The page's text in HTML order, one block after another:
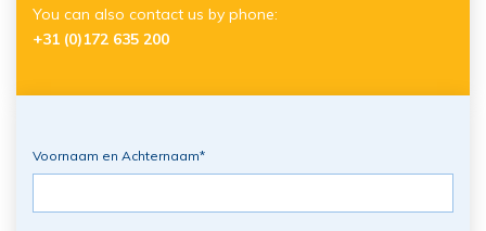
You can also contact us by phone:
+31 (0)172 635 200
Voornaam en Achternaam*